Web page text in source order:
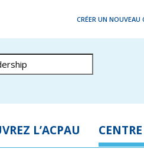
CRÉER UN NOUVEAU
L’ACPAU